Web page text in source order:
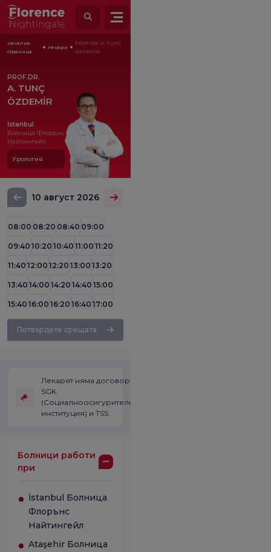
начална
страница
лекари
PROF.DR. A. TUNÇ
ÖZDEMİR
PROF.DR.
A. TUNÇ
ÖZDEMİR
İstanbul
Болница Флорънс
Найтингейл
Урология
10 август 2026
08:00 08:20 08:40 09:00
09:40 10:20 10:40 11:00 11:20
11:40 12:00 12:20 13:00 13:20
13:40 14:00 14:20 14:40 15:00
15:40 16:00 16:20 16:40 17:00
Потвърдете срещата
Лекарят няма договор със
SGK
(Социалноосигурителната
институция) и TSS.
Болници работи
при
İstanbul Болница
Флорънс
Найтингейл
Ataşehir Болница